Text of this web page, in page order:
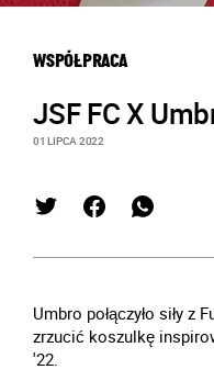
WSPÓŁPRACA
JSF FC X
01 LIPCA 2022
Umbro połączyło siły z
zrzucić koszulkę
'22.